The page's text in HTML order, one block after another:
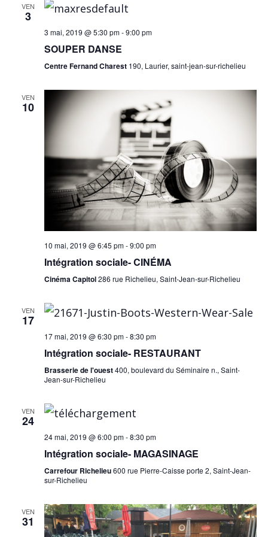
VEN
3
3 mai, 2019 @ 5:30 pm-9:00 pm
SOUPER DANSE
Centre Fernand Charest 190, Laurier, saint-jean-sur-richelieu
VEN
10
10 mai, 2019 @ 6:45 pm-9:00 pm
Intégration sociale- CINÉMA
Cinéma Capitol286 rue Richelieu, Saint-Jean-sur-Richelieu
VEN
17
17 mai, 2019 @ 6:30 pm-8:30 pm
Intégration sociale- RESTAURANT
Brasserie de l'ouest400, boulevard du Séminaire n., Saint-
Jean-sur-Richelieu
VEN
24
24 mai, 2019 @ 6:00 pm-8:30 pm
Intégration sociale- MAGASINAGE
Carrefour Richelieu600 rue Pierre-Caisse porte 2, Saint-Jean-
sur-Richelieu
VEN
31